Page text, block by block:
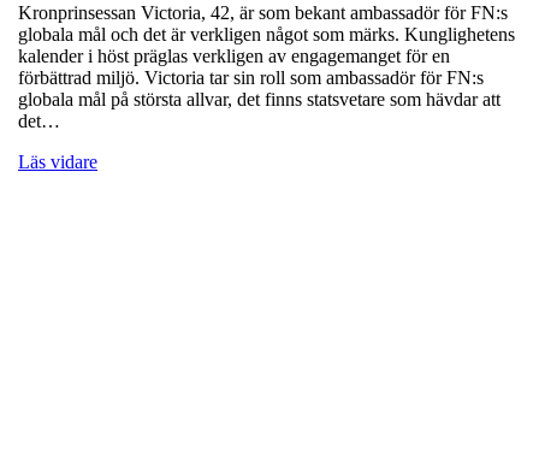
Kronprinsessan Victoria, 42, är som bekant ambassadör för FN:s
globala mål och det är verkligen något som märks. Kunglighetens
kalender i höst präglas verkligen av engagemanget för en
förbättrad miljö. Victoria tar sin roll som ambassadör för FN:s
globala mål på största allvar, det finns statsvetare som hävdar att
det…
Läs vidare